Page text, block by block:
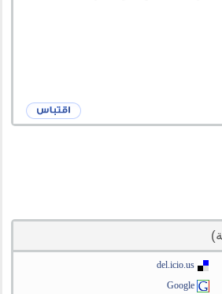
del.icio.us
Google